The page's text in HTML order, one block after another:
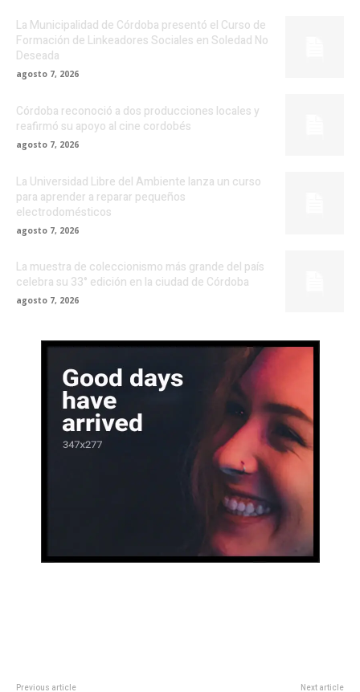
La Municipalidad de Córdoba presentó el Curso de
Formación de Linkeadores Sociales en Soledad No
Deseada
agosto 7, 2026
Córdoba reconoció a dos producciones locales y
reafirmó su apoyo al cine cordobés
agosto 7, 2026
La Universidad Libre del Ambiente lanza un curso
para aprender a reparar pequeños
electrodomésticos
agosto 7, 2026
La muestra de coleccionismo más grande del país
celebra su 33° edición en la ciudad de Córdoba
agosto 7, 2026
Previous article Next article